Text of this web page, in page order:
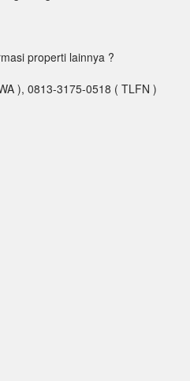
properti lainnya ?
), 0813-3175-0518 ( TLFN )